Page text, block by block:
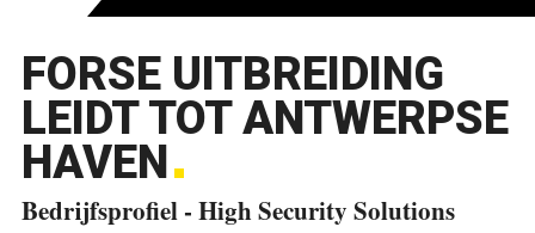
FORSE UITBREIDING
LEIDT TOT ANTWERPSE
HAVEN
Bedrijfsprofiel - High Security Solutions